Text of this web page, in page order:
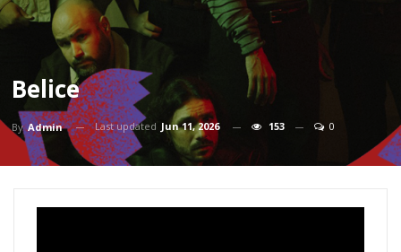
Belice
ByAdmin Last updated Jun 11, 2026 153 0